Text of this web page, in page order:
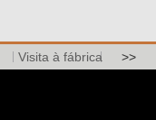
Visita à fábrica >>